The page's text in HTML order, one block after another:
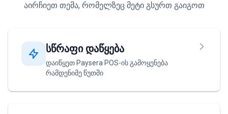
აირჩიეთ თემა, რომელზეც მეტი გსურთ გაიგოთ
სწრაფი დაწყება
დაიწყეთ Paysera POS-ის გამოყენება
რამდენიმე წუთში